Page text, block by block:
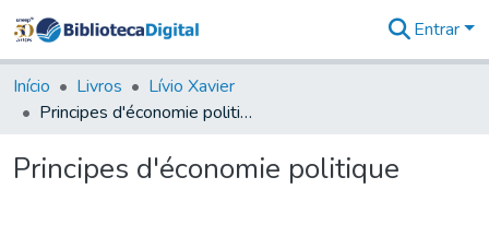
&
Coleções
Tudo na
Digital
Entrar
Início Livros
Lívio Xavier
Principes d'économie politique
Principes d'économie politique